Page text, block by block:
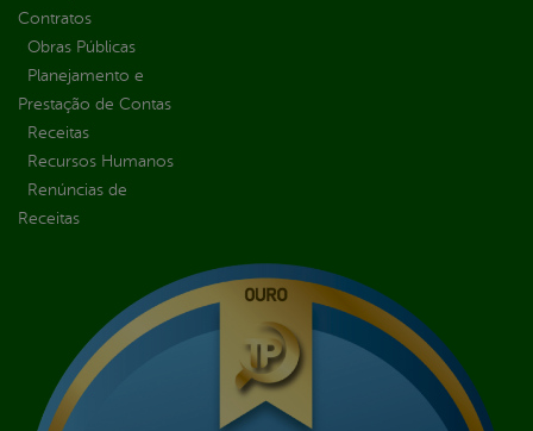
Contratos
Obras Públicas
Planejamento e
Prestação de Contas
Receitas
Recursos Humanos
Renúncias de
Receitas